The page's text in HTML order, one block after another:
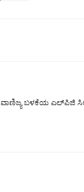
ವಾಣಿಜ್ಯ ಬಳಕೆಯ ಎಲ್​ಪಿಜಿ​